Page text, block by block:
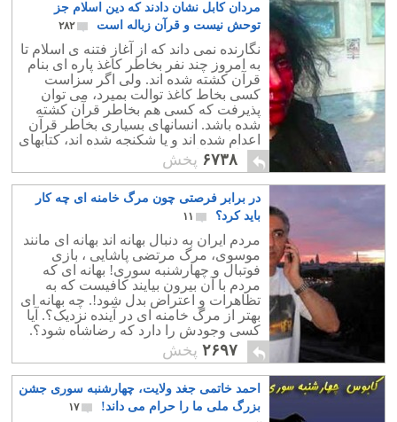
مردان کابل نشان دادند که دین اسلام جز
توحش نیست و قرآن زباله است
۲۸۲
نگارنده نمی داند که از آغاز فتنه ی اسلام تا
به امروز چند نفر بخاطر کاغذ پاره ای بنام
قرآن کشته شده اند. ولی اگر سزاست
کسی بخاط کاغذ توالت بمیرد، می توان
پذیرفت که کسی هم بخاطر قرآن کشته
شده باشد. انسانهای بسیاری بخاطر قرآن
اعدام شده اند و یا شکنجه شده اند، کتابهای
بسیاری را اعراب وحشی حجاز در زمان
حمله به ایران آتش زدند؛ آنها فریاد می زدند
« لا حکم الّا قرآن » ، تعجب و عقده ی
اعراب این بود که قرآن را تنها کتاب دارای
معرفت می دانستند و وقتی به ایران
رسیدند با دریایی از اشعار بزرگانی چون
مانی و مزدک روبرو شدند.پس با شعار
اینکه "قرآن ما را بس است" ارزشمند ترین
ذخایر 450 سال پادشاهی ساسانیان را آتش
زدند. براستی کتابی که باعث مرگ انسانها
می شود و کتلبی که بخاطرش هزاران
کتاب را آتش زده اند چه خاصیتی جز
توحش دارد؟
۶۷۳۸ پخش
در برابر فرصتی چون مرگ خامنه ای چه کار
باید کرد؟
۱۱
مردم ایران به دنبال بهانه اند بهانه ای مانند
موسوی، مرگ مرتضی پاشایی ، بازی
فوتبال و چهارشنبه سوری! بهانه ای که
مردم با آن بیرون بیایند کافیست که به
تظاهرات و اعتراض بدل شود!. چه بهانه ای
بهتر از مرگ خامنه ای در آینده نزدیک؟. آیا
کسی وجودش را دارد که رضاشاه شود؟.
حتی کسی شجاعت خمینی دجّال را دارد؟
۲۶۹۷ پخش
احمد خاتمی جغد ولایت، چهارشنبه سوری جشن
بزرگ ملی ما را حرام می داند!
۱۷